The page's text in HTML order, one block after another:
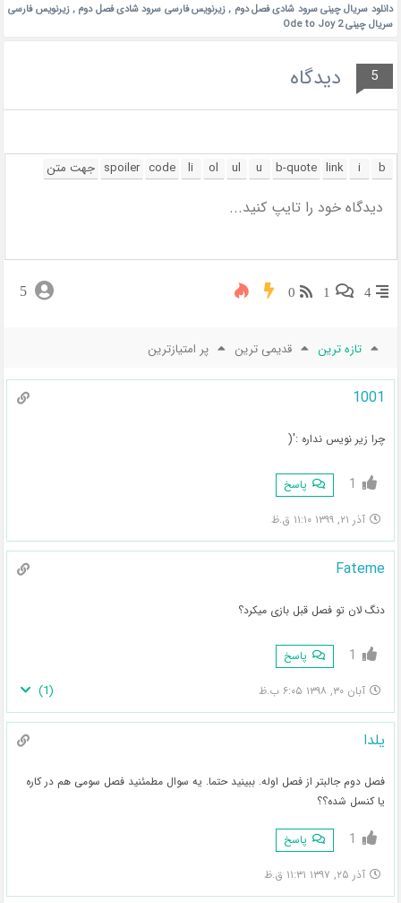
دانلود سریال چینی سرود شادی فصل دوم ,زیرنویس فارسی سرود شادی فصل دوم ,زیرنویس فارسی
سریال چینی Ode to Joy 2
5 دیدگاه
4
1
0
5
تازه ترین قدیمی ترین پر امتیازترین
1001
چرا زیر نویس نداره :'(
1 پاسخ
آذر ۲۱, ۱۳۹۹ ۱۱:۱۰ ق.ظ
Fateme
دنگ لان تو فصل قبل بازی میکرد؟
1 پاسخ
آبان ۳۰, ۱۳۹۸ ۶:۰۵ ب.ظ (
1
)
یلدا
فصل دوم جالبتر از فصل اوله. ببینید حتما. یه سوال مطمئنید فصل سومی هم در کاره
یا کنسل شده؟؟
1 پاسخ
آذر ۲۵, ۱۳۹۷ ۱۱:۳۱ ق.ظ